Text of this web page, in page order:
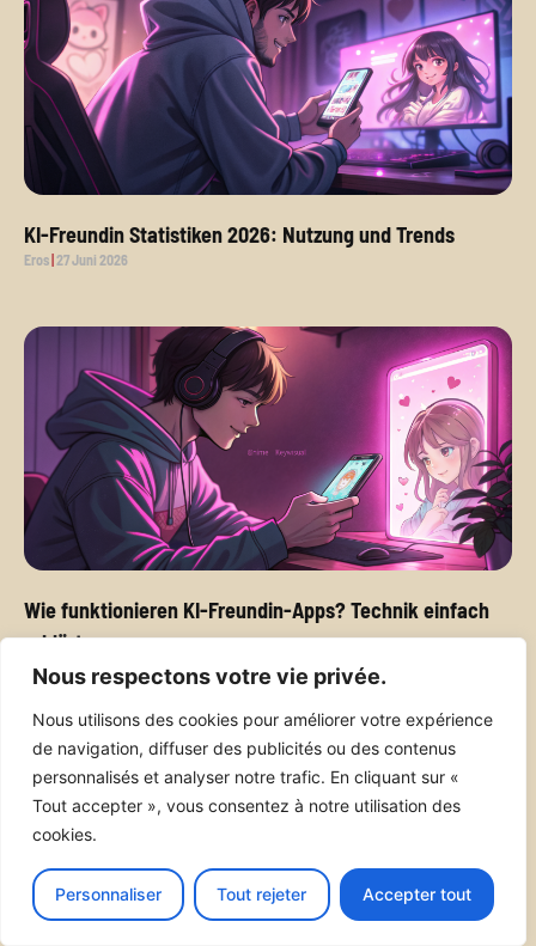
Nous respectons votre vie privée.
Nous utilisons des cookies pour améliorer votre expérience
de navigation, diffuser des publicités ou des contenus
personnalisés et analyser notre trafic. En cliquant sur «
Tout accepter », vous consentez à notre utilisation des
cookies.
Personnaliser Tout rejeter Accepter tout
KI-Freundin Statistiken 2026: Nutzung und Trends
Eros 27 Juni 2026
Wie funktionieren KI-Freundin-Apps? Technik einfach
erklärt
Eros